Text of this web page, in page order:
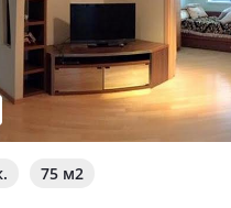
75 м2